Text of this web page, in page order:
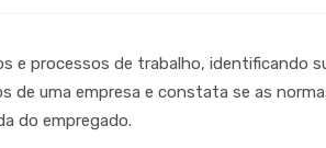
e processos de trabalho, identificando
de uma empresa e constata se as
do empregado.